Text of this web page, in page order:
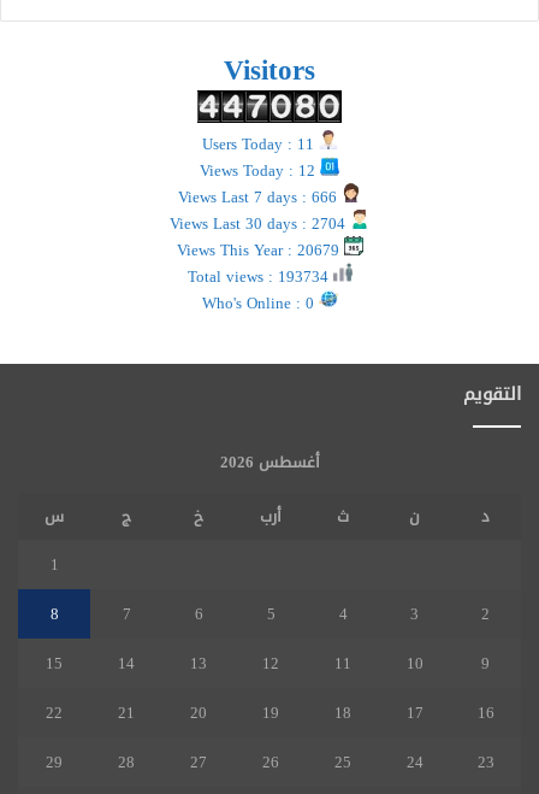
Visitors
Total views : 193734
التقويم
أغسطس 2026
د
ن ث أرب خ ج
س
1
2
3
4
5
6
7
8
9
10
11
12
13
14
15
16
17
18
19
20
21
22
23
24
25
26
27
28
29